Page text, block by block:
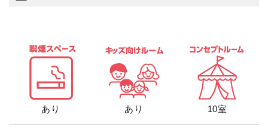
あり あり 10室